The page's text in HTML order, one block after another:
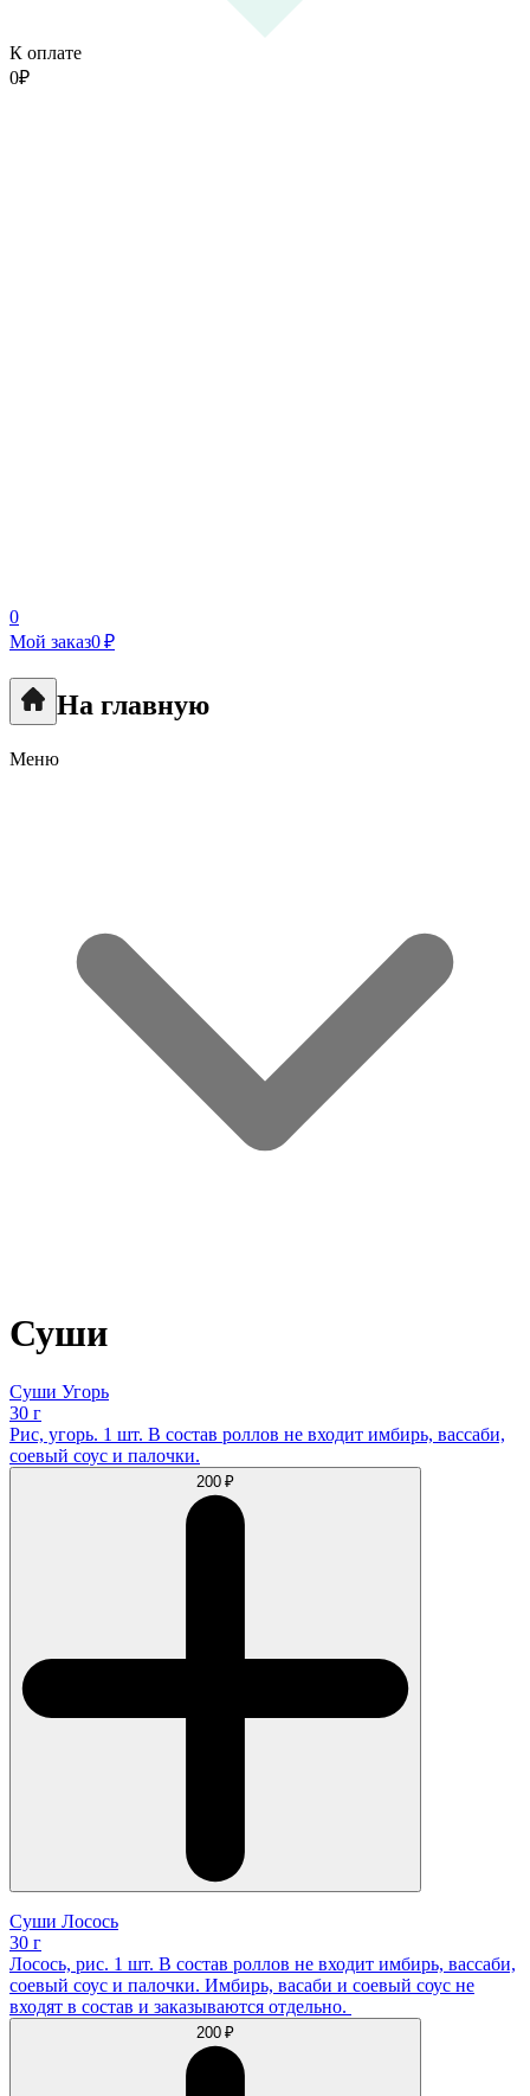
К оплате
0₽
0
Мой заказ0 ₽
На главную
Меню
Суши
Суши Угорь
30 г
Рис, угорь. 1 шт. В состав роллов не входит имбирь, вассаби,
соевый соус и палочки.
200 ₽
Суши Лосось
30 г
Лосось, рис. 1 шт. В состав роллов не входит имбирь, вассаби,
соевый соус и палочки. Имбирь, васаби и соевый соус не
входят в состав и заказываются отдельно.
200 ₽